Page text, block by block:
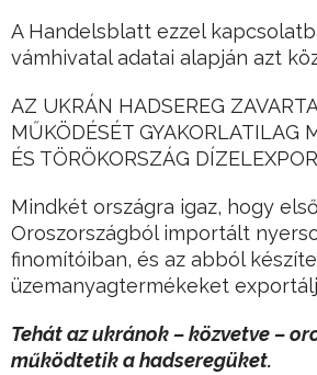
A Handelsblatt ezzel
vámhivatal adatai alapján azt
AZ UKRÁN HADSEREG
MŰKÖDÉSÉT GYAKORLATILAG
ÉS TÖRÖKORSZÁG
Mindkét országra igaz, hogy
Oroszországból importált
finomítóiban, és az abból
üzemanyagtermékeket
Tehát az ukránok – közvetve –
működtetik a hadseregüket.